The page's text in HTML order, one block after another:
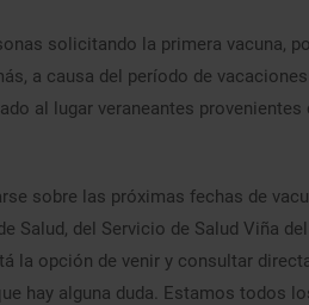
solicitando la primera vacuna,
a causa del período de
al lugar veraneantes
sobre las próximas fechas de
del Servicio de Salud Viña
la opción de venir y consultar
hay alguna duda. Estamos todos